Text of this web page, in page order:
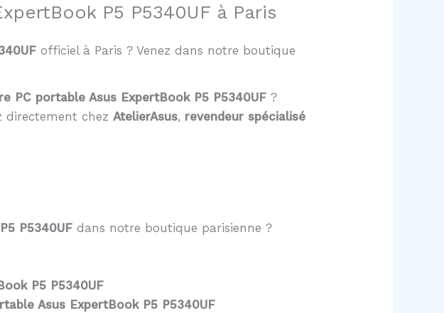
P5 P5340UF à Paris
officiel à Paris ? Venez dans notre boutique
PC portable Asus ExpertBook P5 P5340UF ?
directement chezAtelierAsus, revendeur spécialisé
P5340UFdans notre boutique parisienne ?
P5 P5340UF
Asus ExpertBook P5 P5340UF